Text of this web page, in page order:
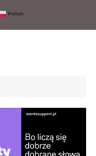
Polish